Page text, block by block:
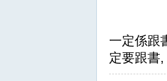
一定係跟
定要跟書